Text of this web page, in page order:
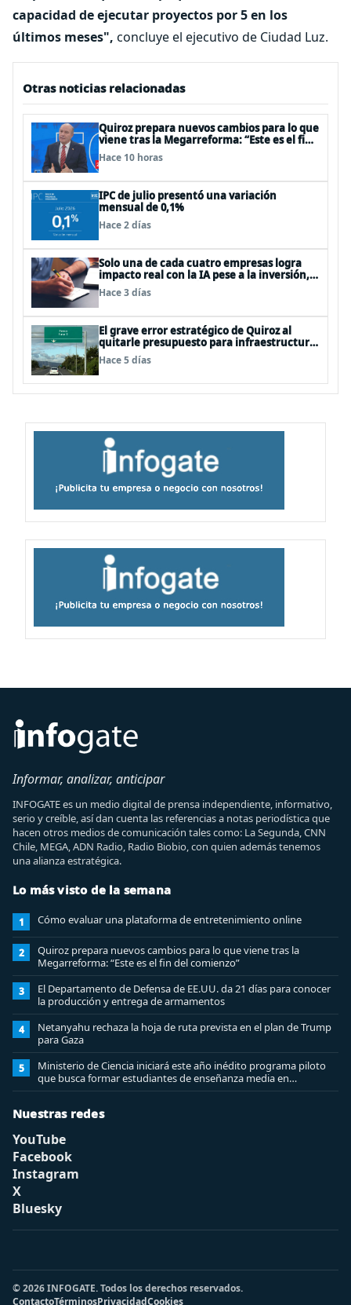
capacidad de ejecutar proyectos por 5 en los
últimos meses", concluye el ejecutivo de Ciudad Luz.
Otras noticias relacionadas
Quiroz prepara nuevos cambios para lo que
viene tras la Megarreforma: “Este es el fin
del comienzo”
Hace 10 horas
IPC de julio presentó una variación
mensual de 0,1%
Hace 2 días
Solo una de cada cuatro empresas logra
impacto real con la IA pese a la inversión,
según el Foro Económico Mundial
Hace 3 días
El grave error estratégico de Quiroz al
quitarle presupuesto para infraestructura
vial del Biobío
Hace 5 días
Informar, analizar, anticipar
INFOGATE es un medio digital de prensa independiente, informativo,
serio y creíble, así dan cuenta las referencias a notas periodística que
hacen otros medios de comunicación tales como: La Segunda, CNN
Chile, MEGA, ADN Radio, Radio Biobio, con quien además tenemos
una alianza estratégica.
Lo más visto de la semana
1 Cómo evaluar una plataforma de entretenimiento online
2
Quiroz prepara nuevos cambios para lo que viene tras la
Megarreforma: “Este es el fin del comienzo”
3
El Departamento de Defensa de EE.UU. da 21 días para conocer
la producción y entrega de armamentos
4
Netanyahu rechaza la hoja de ruta prevista en el plan de Trump
para Gaza
5
Ministerio de Ciencia iniciará este año inédito programa piloto
que busca formar estudiantes de enseñanza media en
ciberseguridad
Nuestras redes
YouTube
Facebook
Instagram
X
Bluesky
© 2026 INFOGATE. Todos los derechos reservados.
ContactoTérminosPrivacidadCookies